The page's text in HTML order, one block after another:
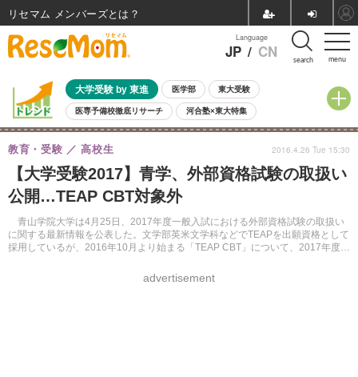
menu
Language
JP / CN search
大学受験 by 東進 医学部 東大受験
医専予備校徹底リサーチ 河合塾×東大特集
親子で考える大学選び 高校受験 中学受験 小学校受験
共通テスト 夏休み
8月開催イベント・WS 全国公立高校 過去問 人気記事
自由研究教材（小学生向け） 自由研究教材（中学生向け）
【大学受験2017】青学、外部資格試験の取扱い
公開…TEAP CBT対象外
青山学院大学は4月25日、2017年度一般入試における外部資格試験の取扱い
に関する最新情報を公表した。文学部英米文学科などでTEAPを出願資格として
採用しているが、2016年10月より始まる「TEAP CBT」について、2017年度は
教育・受験 高校生
advertisement
2016.4.26 Tue 15:30
リセマム メンバーズ